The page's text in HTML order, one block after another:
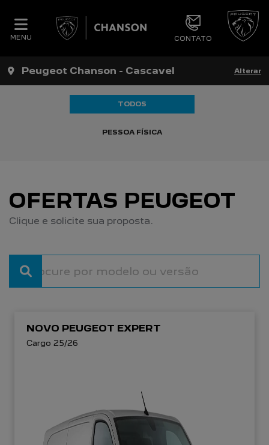
MENU CONTATO
Peugeot Chanson - Cascavel Alterar
TODOS
PESSOA FÍSICA
OFERTAS PEUGEOT
Clique e solicite sua proposta.
NOVO PEUGEOT EXPERT
Cargo 25/26